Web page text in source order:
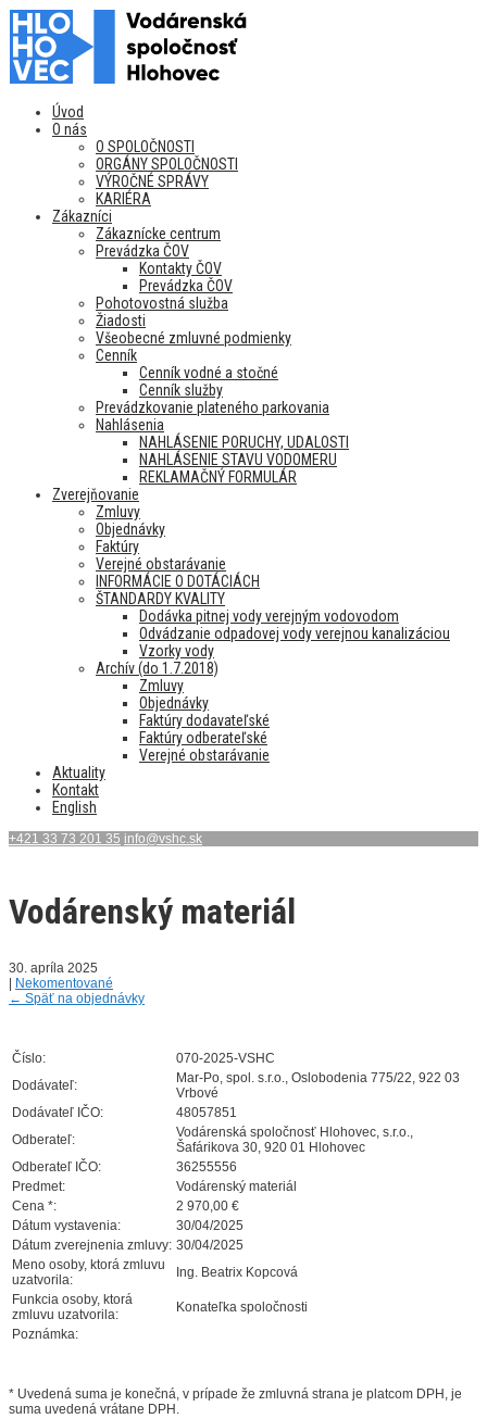
Úvod
O nás
O SPOLOČNOSTI
ORGÁNY SPOLOČNOSTI
VÝROČNÉ SPRÁVY
KARIÉRA
Zákazníci
Zákaznícke centrum
Prevádzka ČOV
Kontakty ČOV
Prevádzka ČOV
Pohotovostná služba
Žiadosti
Všeobecné zmluvné podmienky
Cenník
Cenník vodné a stočné
Cenník služby
Prevádzkovanie plateného parkovania
Nahlásenia
NAHLÁSENIE PORUCHY, UDALOSTI
NAHLÁSENIE STAVU VODOMERU
REKLAMAČNÝ FORMULÁR
Zverejňovanie
Zmluvy
Objednávky
Faktúry
Verejné obstarávanie
INFORMÁCIE O DOTÁCIÁCH
ŠTANDARDY KVALITY
Dodávka pitnej vody verejným vodovodom
Odvádzanie odpadovej vody verejnou kanalizáciou
Vzorky vody
Archív (do 1.7.2018)
Zmluvy
Objednávky
Faktúry dodavateľské
Faktúry odberateľské
Verejné obstarávanie
Aktuality
Kontakt
English
+421 33 73 201 35 info@vshc.sk
Vodárenský materiál
30. apríla 2025
Nekomentované
← Späť na objednávky
Číslo:
070-2025-VSHC
Dodávateľ:
Mar-Po, spol. s.r.o., Oslobodenia 775/22, 922 03
Vrbové
Dodávateľ IČO:
48057851
Odberateľ:
Vodárenská spoločnosť Hlohovec, s.r.o.,
Šafárikova 30, 920 01 Hlohovec
Odberateľ IČO:
36255556
Predmet:
Vodárenský materiál
Cena *:
2 970,00 €
Dátum vystavenia:
30/04/2025
Dátum zverejnenia zmluvy: 30/04/2025
Meno osoby, ktorá zmluvu
uzatvorila:
Ing. Beatrix Kopcová
Funkcia osoby, ktorá
zmluvu uzatvorila:
Konateľka spoločnosti
Poznámka:
* Uvedená suma je konečná, v prípade že zmluvná strana je platcom DPH, je
suma uvedená vrátane DPH.